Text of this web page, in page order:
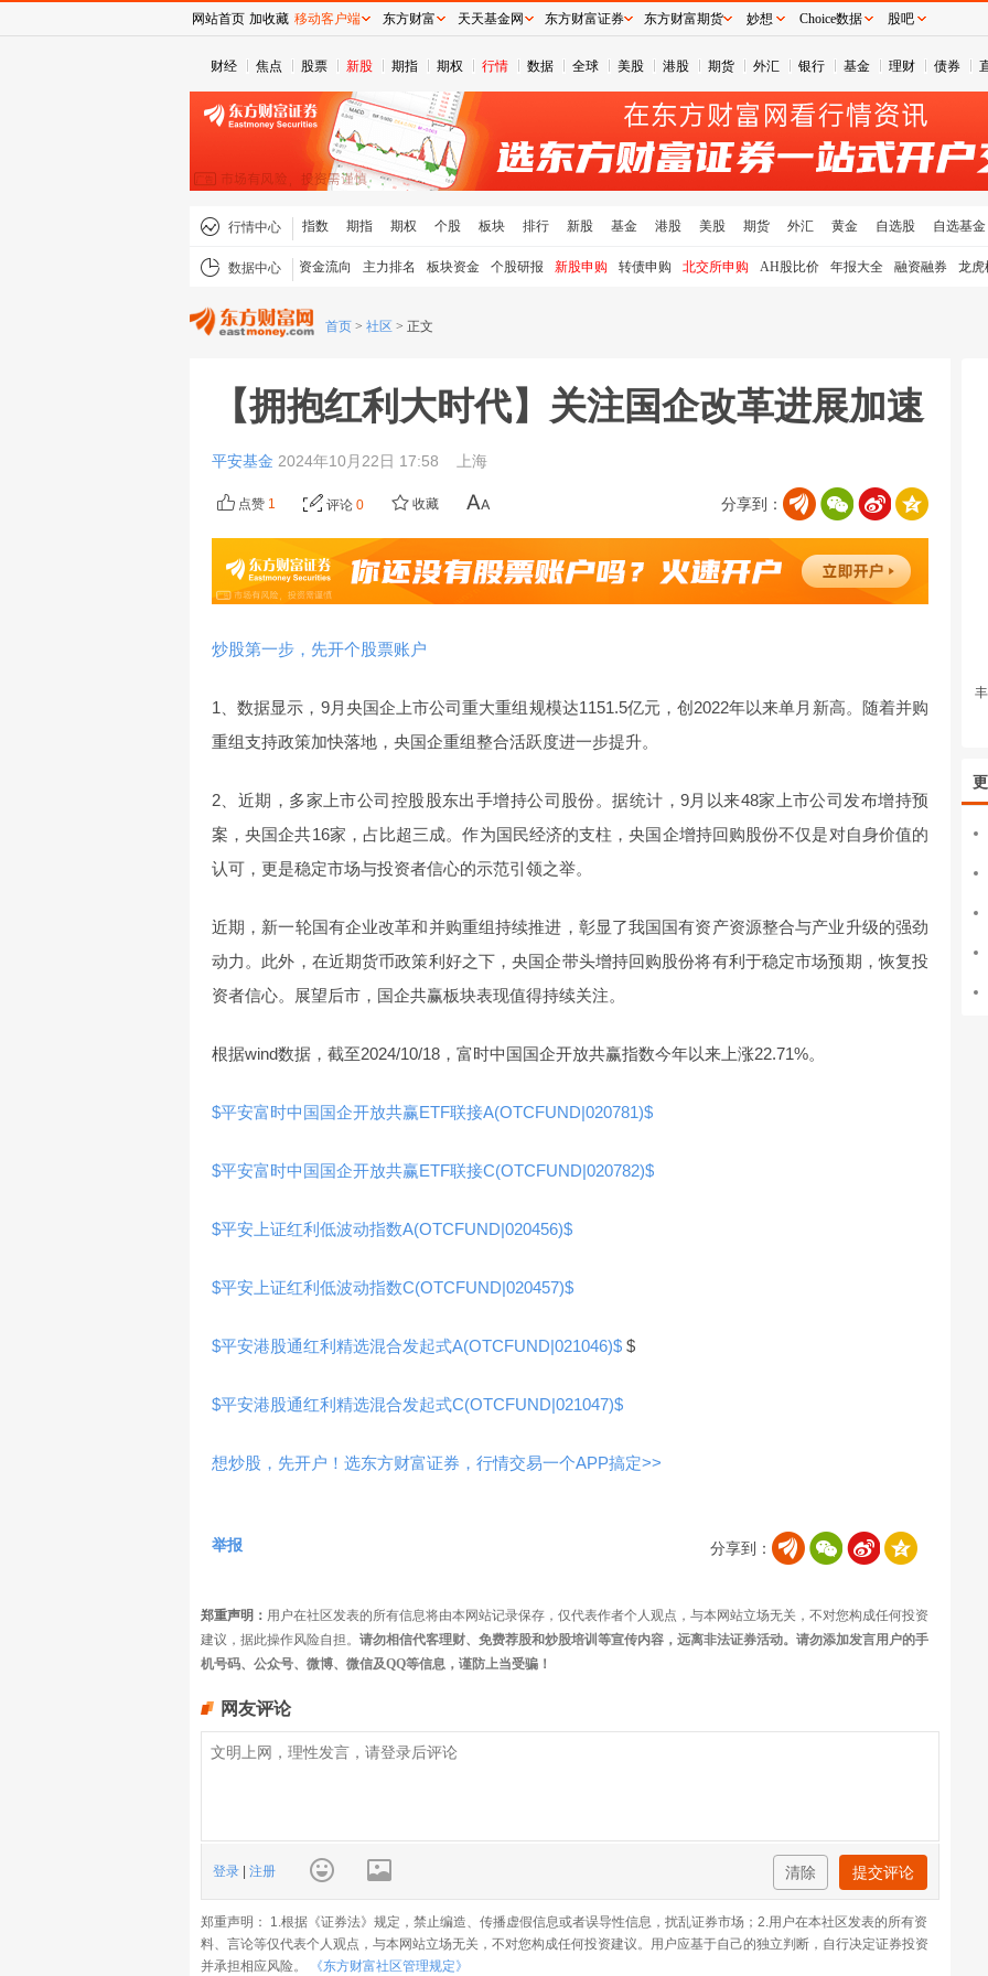
财经 焦点 股票 新股 期指 期权 行情 数据 全球 美股 港股 期货 外汇 银行 基金 理财 债券
行情中心 指数 期指 期权 个股 板块 排行 新股 基金 港股 美股 期货 外汇 黄金 自选股 自选基金
数据中心 资金流向 主力排名 板块资金 个股研报 新股申购 转债申购 北交所申购 AH股比价 年报大全 融资融券 龙虎
首页 > 社区 > 正文
【拥抱红利大时代】关注国企改革进展加速
平安基金 2024年10月22日 17:58 上海
分享到：
点赞 1 评论 0 收藏
炒股第一步，先开个股票账户
1、数据显示，9月央国企上市公司重大重组规模达1151.5亿元，创2022年以来单月新高。随着并购
重组支持政策加快落地，央国企重组整合活跃度进一步提升。
2、近期，多家上市公司控股股东出手增持公司股份。据统计，9月以来48家上市公司发布增持预
案，央国企共16家，占比超三成。作为国民经济的支柱，央国企增持回购股份不仅是对自身价值的
认可，更是稳定市场与投资者信心的示范引领之举。
近期，新一轮国有企业改革和并购重组持续推进，彰显了我国国有资产资源整合与产业升级的强劲
动力。此外，在近期货币政策利好之下，央国企带头增持回购股份将有利于稳定市场预期，恢复投
资者信心。展望后市，国企共赢板块表现值得持续关注。
根据wind数据，截至2024/10/18，富时中国国企开放共赢指数今年以来上涨22.71%。
$平安富时中国国企开放共赢ETF联接A(OTCFUND|020781)$
$平安富时中国国企开放共赢ETF联接C(OTCFUND|020782)$
$平安上证红利低波动指数A(OTCFUND|020456)$
$平安上证红利低波动指数C(OTCFUND|020457)$
$平安港股通红利精选混合发起式A(OTCFUND|021046)$ $
$平安港股通红利精选混合发起式C(OTCFUND|021047)$
想炒股，先开户！选东方财富证券，行情交易一个APP搞定>>
分享到：
举报
郑重声明： 用户在社区发表的所有信息将由本网站记录保存，仅代表作者个人观点，与本网站立场无关，不对您构成任何投资
建议，据此操作风险自担。 请勿相信代客理财、免费荐股和炒股培训等宣传内容，远离非法证券活动。请勿添加发言用户的手
机号码、公众号、微博、微信及QQ等信息，谨防上当受骗！
网友评论
登录 注册 清除 提交评论
郑重声明： 1.根据《证券法》规定，禁止编造、传播虚假信息或者误导性信息，扰乱证券市场；2.用户在本社区发表的所有资
料、言论等仅代表个人观点，与本网站立场无关，不对您构成任何投资建议。用户应基于自己的独立判断，自行决定证券投资
并承担相应风险。
《东方财富社区管理规定》
网站首页 加收藏 移动客户端 东方财富 天天基金网 东方财富证券 东方财富期货 妙想 Choice数据 股吧